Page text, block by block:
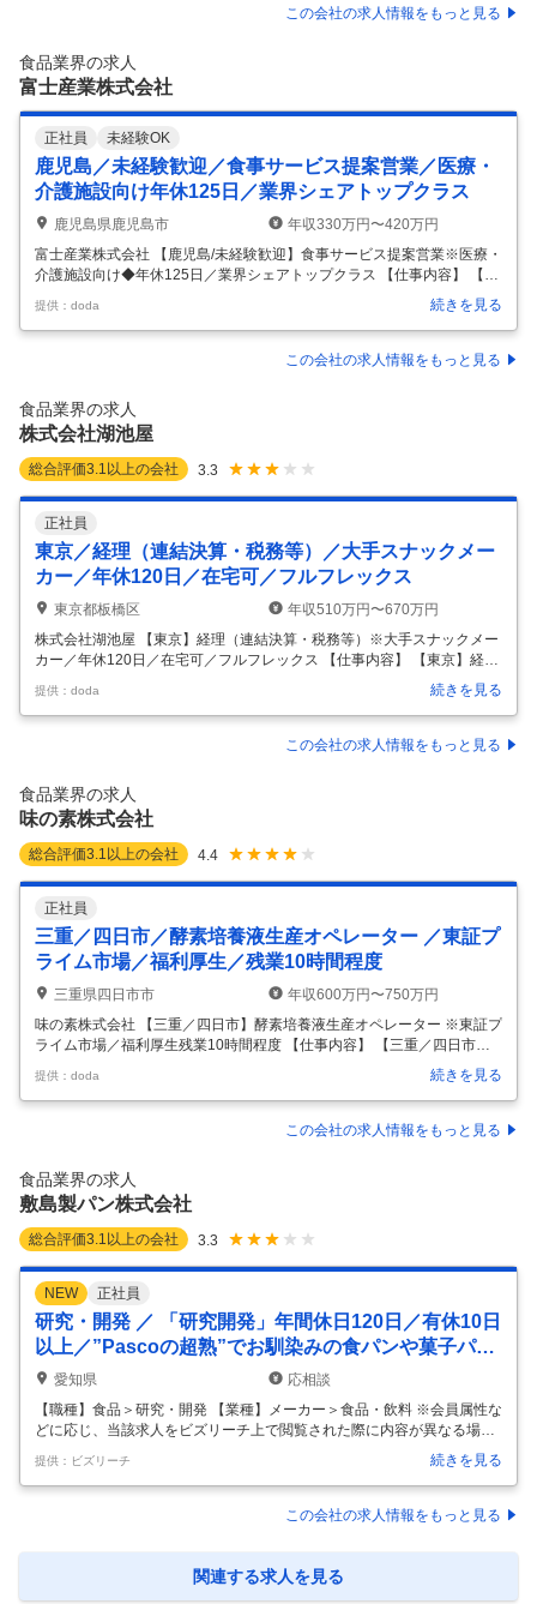
一の東証スタンダード上場／セカンドキャリアも歓迎 ◎夜勤なし／週休
術： 「製造＝機械の世話」と言えるほど、自動化が進んでいるのが当社
の工場の特徴です。また、最新設備を導入しており、他社よりも2～
この会社の求人情報をもっと見る
食品業界の求人
富士産業株式会社
正社員 未経験OK
鹿児島／未経験歓迎／食事サービス提案営業／医療・
介護施設向け年休125日／業界シェアトップクラス
鹿児島県鹿児島市
年収330万円〜420万円
富士産業株式会社 【鹿児島/未経験歓迎】食事サービス提案営業※医療・
介護施設向け◆年休125日／業界シェアトップクラス 【仕事内容】 【鹿
児島/未経験歓迎】食事サービス提案営業※医療・介護施設向け◆年休12
5日／業界シェアトップクラス 【具体的な仕事内容】 【未経験から腰を
据えて成長していきたい方へ！／医療・福祉×食事サービス／全国2000
件以上の導入実績で食事サービスの医療・福祉分野シェアトップクラス
護施設や福祉施設を訪問し、食事サービス導入の提案をお任せいたしま
す。 ☆導入事例：httpsfuji-i.com/case/
提供：doda 続きを見る
この会社の求人情報をもっと見る
食品業界の求人
株式会社湖池屋
総合評価3.1 以上の会社 3.3
正社員
東京／経理（連結決算・税務等）／大手スナックメー
カー／年休120日／在宅可／フルフレックス
東京都板橋区
年収510万円〜670万円
株式会社湖池屋 【東京】経理（連結決算・税務等）※大手スナックメー
カー／年休120日／在宅可／フルフレックス 【仕事内容】 【東京】経理
（連結決算・税務等）※大手スナックメーカー／年休120日／在宅可／
フルフレックス 【具体的な仕事内容】 ＜裁量権を持って働ける環境/年
休120日/フレックスタイム制/残業20時間程度/給料ベースアップ（直近2
年で3回実施）＞ 経理財務担当として、以下の業務を中心にご担当いた
内容： ・月次・四半期・年次決算業務 ・税務申告書の作成サポート（法
人税、消費税、事業所税等） ・連結決算、監査対応、固定
提供：doda 続きを見る
この会社の求人情報をもっと見る
食品業界の求人
味の素株式会社
総合評価3.1 以上の会社 4.4
正社員
三重／四日市／酵素培養液生産オペレーター ／東証プ
ライム市場／福利厚生／残業10時間程度
三重県四日市市
年収600万円〜750万円
味の素株式会社 【三重／四日市】酵素培養液生産オペレーター ※東証プ
ライム市場／福利厚生残業10時間程度 【仕事内容】 【三重／四日市】
酵素培養液生産オペレーター ※東証プライム市場／福利厚生残業10時間
程度 【具体的な仕事内容】 アミノサイエンス174;という独自の強味・競
争力で成長と事業展開を進めている同社の東海事業所にて酵素培養液の
生産オペレーターとしてご活躍いただける方を募集致します。 ■業務内
す。 ・酵素培養液製造オペレーター ・生産条件コントロール/分析・生
産管理・設備管理 など 複数のコア製品の製造において、酵素反応
提供：doda 続きを見る
この会社の求人情報をもっと見る
食品業界の求人
敷島製パン株式会社
総合評価3.1 以上の会社 3.3
NEW 正社員
研究・開発 ／ 「研究開発」年間休日120日／有休10日
以上／”Pascoの超熟”でお馴染みの食パンや菓子パン
メーカー
愛知県
応相談
【職種】食品＞研究・開発 【業種】メーカー＞食品・飲料 ※会員属性な
どに応じ、当該求人をビズリーチ上で閲覧された際に内容が異なる場合
があります 【敷島製パン株式会社について】 ”Pascoの超熟”でお馴染み
の食パンや菓子パンなど、全国的にも圧倒的なブランド力を誇る当社。
製パン部門をはじめ、ホテル・レストランで使用する業務用の商品や冷
凍食品、製菓など「食」に関わる幅広い分野で事業を展開し、製パン業
加から食品市場が成長中で、当社の看板商品の売上が伸長中です。 ま
た、名古屋の地で創業してから100年が経った今も「パンづくりで社会
提供：ビズリーチ 続きを見る
この会社の求人情報をもっと見る
関連する求人を見る